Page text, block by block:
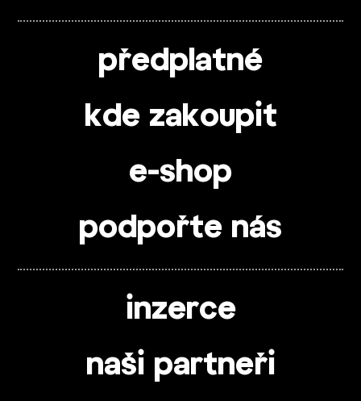
předplatné
kde zakoupit
e-shop
podpořte nás
inzerce
naši partneři